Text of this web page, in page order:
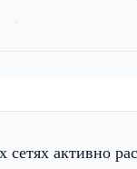
активно